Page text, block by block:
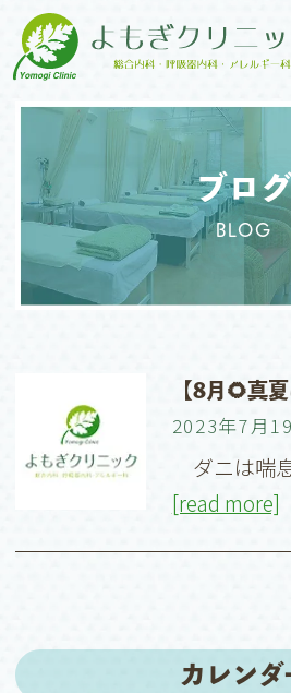
ブロ
BLOG
2023年7月
ダニは喘
[read more]
カレンダ